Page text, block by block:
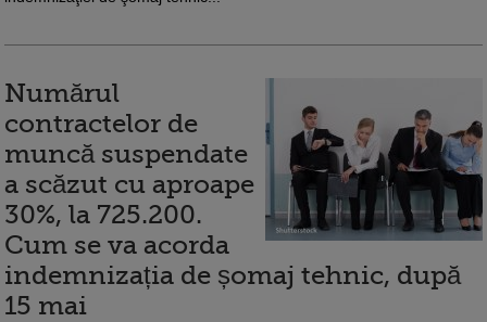
Numărul
contractelor de
muncă suspendate
a scăzut cu aproape
30%, la 725.200.
Cum se va acorda
indemnizația de șomaj tehnic, după
15 mai